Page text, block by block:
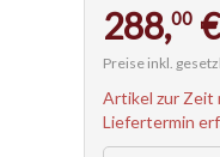
288,00 €
Preise inkl.
Artikel zur Zeit
Liefertermin